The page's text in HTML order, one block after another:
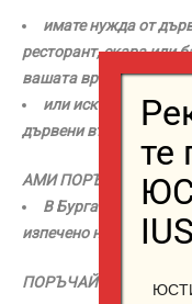
имате нужда от
ресторант, скара или
вашата врата
или искате да
дървени въглища от
АМИ ПОРЪЧАЙТЕ от
В Бургас, България
изпечено на
барбекю
ПОРЪЧАЙТЕ от Скара
те